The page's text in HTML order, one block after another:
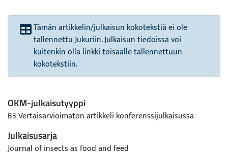
Tämän artikkelin/julkaisun kokotekstiä ei ole
tallennettu Jukuriin. Julkaisun tiedoissa voi
kuitenkin olla linkki toisaalle tallennettuun
kokotekstiin.
OKM-julkaisutyyppi
B3 Vertaisarvioimaton artikkeli konferenssijulkaisussa
Julkaisusarja
Journal of insects as food and feed